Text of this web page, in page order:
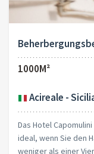
1000M²
Acireale -
Das Hotel
ideal, wenn Sie den
weniger als einer